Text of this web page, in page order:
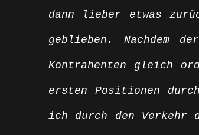
dann lieber etwas
geblieben. Nachdem
Kontrahenten gleich
ersten Positionen
ich durch den Verkehr